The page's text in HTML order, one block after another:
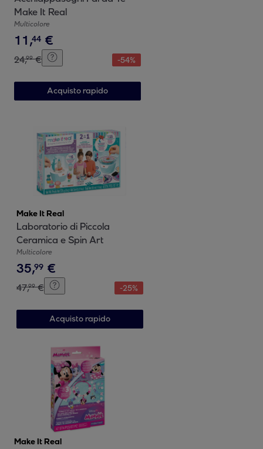
Make It Real
Multicolore
11,44 €
24,99 € -54%
Acquisto rapido
Make It Real
Laboratorio di Piccola
Ceramica e Spin Art
Multicolore
35,99 €
47,99 € -25%
Acquisto rapido
Make It Real